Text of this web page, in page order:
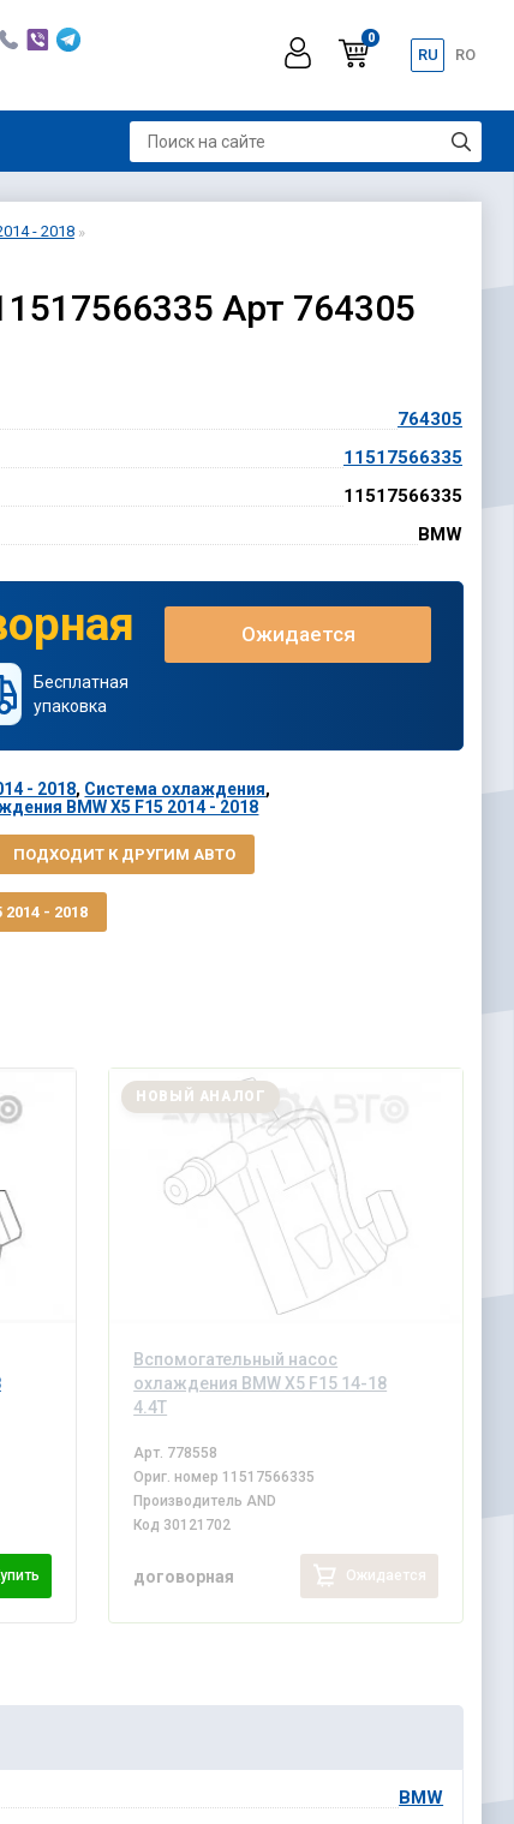
0
RU RO
- 2018
Арт 764305
764305
11517566335
11517566335
BMW
Бесплатная
упаковка
Ожидается
- 2018, Система охлаждения,
BMW X5 F15 2014 - 2018
ПОДХОДИТ К ДРУГИМ АВТО
- 2018
Вспомогательный насос
охлаждения BMW X5 F15 14-18
4.4T
НОВЫЙ АНАЛОГ
Арт. 778558
Ориг. номер 11517566335
Производитель AND
Код 30121702
договорная Ожидается
BMW